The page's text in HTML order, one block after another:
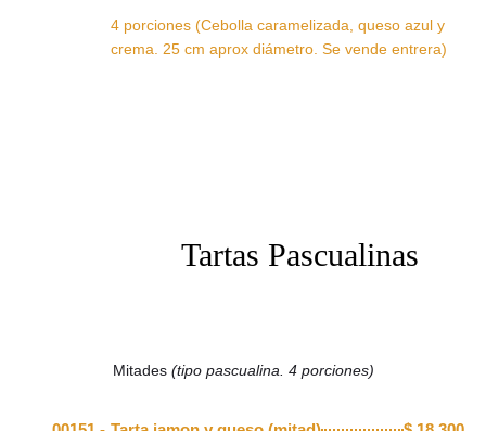
4 porciones (Cebolla caramelizada, queso azul y
crema. 25 cm aprox diámetro. Se vende entrera)
Tartas Pascualinas
Mitades (tipo pascualina. 4 porciones)